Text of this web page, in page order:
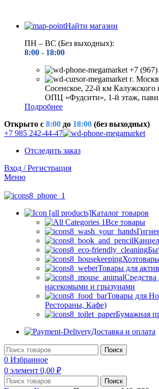
Найти магазин
ПН – ВС (Без выходных):
8:00 - 18:00
+7
г.
Сосенское, 22-й км Калужского
ОПЦ «Фудсити», 1-й этаж,
Подробнее
Открыто c 8:00 до 18:00 (без выходных)
+7 985 242-44-47
Отследить заказ
Вход / Регистрация
Меню
Каталог товаров
Все товары
Товары для
Средства
насекомыми и грызунами
Товары для
Рестораны, Кафе)
Бумажная
Доставка и оплата
Поиск
0 Избранное
0 элемент 0,00 ₽
Поиск